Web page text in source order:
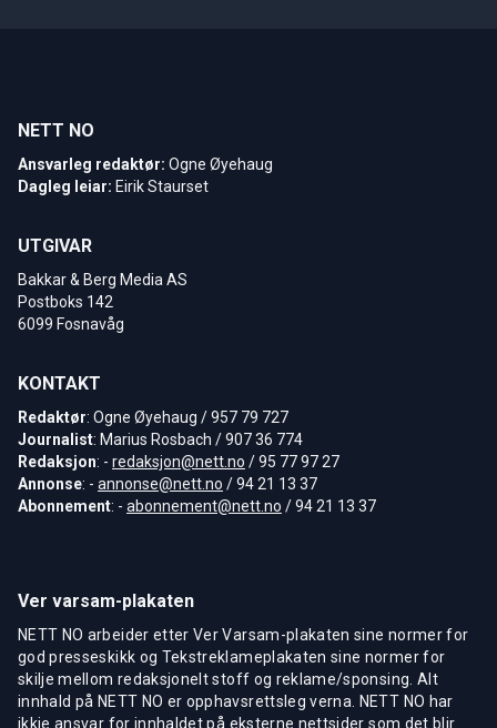
NETT NO
Ansvarleg redaktør: Ogne Øyehaug
Dagleg leiar: Eirik Staurset
UTGIVAR
Bakkar & Berg Media AS
Postboks 142
6099 Fosnavåg
KONTAKT
Redaktør: Ogne Øyehaug / 957 79 727
Journalist: Marius Rosbach / 907 36 774
Redaksjon: - redaksjon@nett.no / 95 77 97 27
Annonse: - annonse@nett.no / 94 21 13 37
Abonnement: - abonnement@nett.no / 94 21 13 37
Ver varsam-plakaten
NETT NO arbeider etter Ver Varsam-plakaten sine normer for
god presseskikk og Tekstreklameplakaten sine normer for
skilje mellom redaksjonelt stoff og reklame/sponsing. Alt
innhald på NETT NO er opphavsrettsleg verna. NETT NO har
ikkje ansvar for innhaldet på eksterne nettsider som det blir